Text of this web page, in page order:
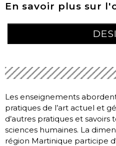
En savoir plus sur
Les enseignements
pratiques de l’art actuel et
d’autres pratiques et savoirs
sciences humaines. La
région Martinique participe